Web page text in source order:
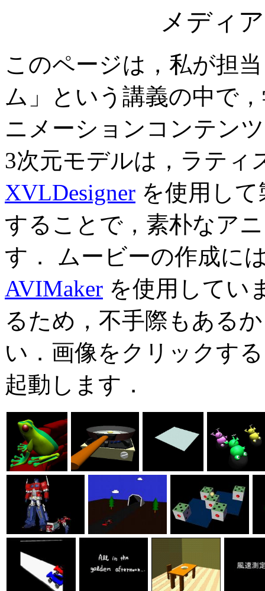
メディ
このページは，私が担
ム」という講義の中で
ニメーションコンテン
3次元モデルは，ラティ
XVLDesigner を使用し
することで，素朴なア
す． ムービーの作成に
AVIMaker を使用してい
るため，不手際もある
い．画像をクリックす
起動します．